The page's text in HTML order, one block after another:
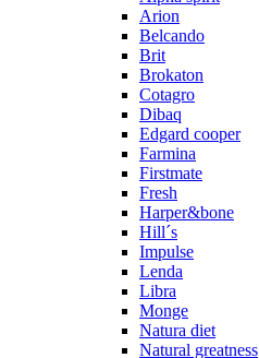
Arion
Belcando
Brit
Brokaton
Cotagro
Dibaq
Edgard cooper
Farmina
Firstmate
Fresh
Harper&bone
Hill´s
Impulse
Lenda
Libra
Monge
Natura diet
Natural greatness